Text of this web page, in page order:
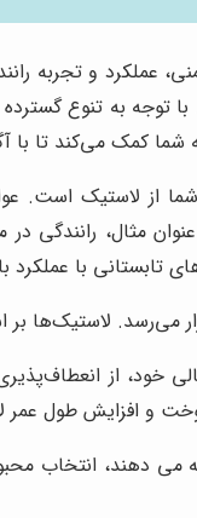
عملکرد و تجربه
توجه به تنوع
کمک می‌کند تا با
از لاستیک است.
مثال، رانندگی
با عملکرد
می‌رسد. لاستیک‌ها
خود، از
و افزایش طول
می دهند،